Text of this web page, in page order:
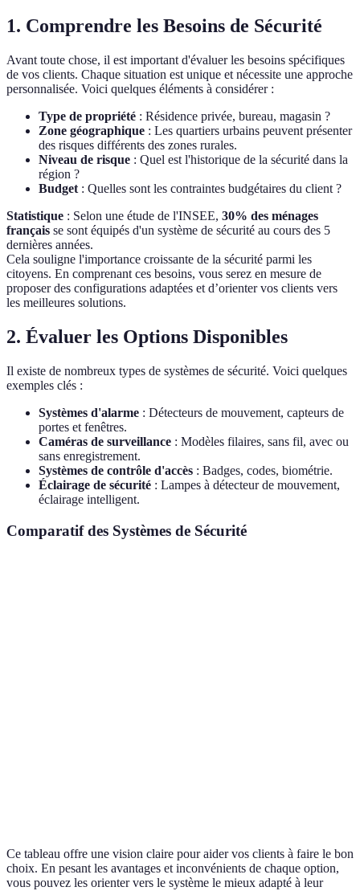
1. Comprendre les Besoins de Sécurité
Avant toute chose, il est important d'évaluer les besoins spécifiques
de vos clients. Chaque situation est unique et nécessite une approche
personnalisée. Voici quelques éléments à considérer :
Type de propriété : Résidence privée, bureau, magasin ?
Zone géographique : Les quartiers urbains peuvent présenter
des risques différents des zones rurales.
Niveau de risque : Quel est l'historique de la sécurité dans la
région ?
Budget : Quelles sont les contraintes budgétaires du client ?
Statistique : Selon une étude de l'INSEE, 30% des ménages
français se sont équipés d'un système de sécurité au cours des 5
dernières années.
Cela souligne l'importance croissante de la sécurité parmi les
citoyens. En comprenant ces besoins, vous serez en mesure de
proposer des configurations adaptées et d’orienter vos clients vers
les meilleures solutions.
2. Évaluer les Options Disponibles
Il existe de nombreux types de systèmes de sécurité. Voici quelques
exemples clés :
Systèmes d'alarme : Détecteurs de mouvement, capteurs de
portes et fenêtres.
Caméras de surveillance : Modèles filaires, sans fil, avec ou
sans enregistrement.
Systèmes de contrôle d'accès : Badges, codes, biométrie.
Éclairage de sécurité : Lampes à détecteur de mouvement,
éclairage intelligent.
Comparatif des Systèmes de Sécurité
Ce tableau offre une vision claire pour aider vos clients à faire le bon
choix. En pesant les avantages et inconvénients de chaque option,
vous pouvez les orienter vers le système le mieux adapté à leur